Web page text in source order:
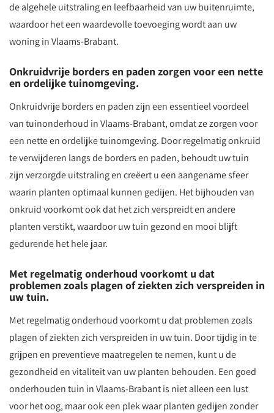
de algehele uitstraling en leefbaarheid van uw buitenruimte,
waardoor het een waardevolle toevoeging wordt aan uw
woning in Vlaams-Brabant.
Onkruidvrije borders en paden zorgen voor een nette
en ordelijke tuinomgeving.
Onkruidvrije borders en paden zijn een essentieel voordeel
van tuinonderhoud in Vlaams-Brabant, omdat ze zorgen voor
een nette en ordelijke tuinomgeving. Door regelmatig onkruid
te verwijderen langs de borders en paden, behoudt uw tuin
zijn verzorgde uitstraling en creëert u een aangename sfeer
waarin planten optimaal kunnen gedijen. Het bijhouden van
onkruid voorkomt ook dat het zich verspreidt en andere
planten verstikt, waardoor uw tuin gezond en mooi blijft
gedurende het hele jaar.
Met regelmatig onderhoud voorkomt u dat
problemen zoals plagen of ziekten zich verspreiden in
uw tuin.
Met regelmatig onderhoud voorkomt u dat problemen zoals
plagen of ziekten zich verspreiden in uw tuin. Door tijdig in te
grijpen en preventieve maatregelen te nemen, kunt u de
gezondheid en vitaliteit van uw planten behouden. Een goed
onderhouden tuin in Vlaams-Brabant is niet alleen een lust
voor het oog, maar ook een plek waar planten gedijen zonder